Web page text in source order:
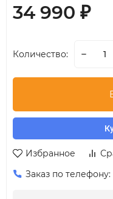
34 990 ₽
Количество:
Избранное
Заказ по телефону: